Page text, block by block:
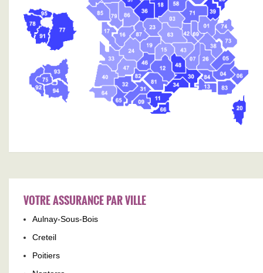
VOTRE ASSURANCE PAR VILLE
Aulnay-Sous-Bois
Creteil
Poitiers